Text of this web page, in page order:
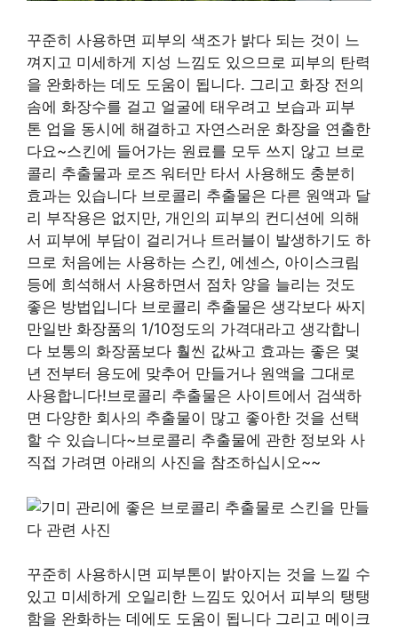
꾸준히 사용하면 피부의 색조가 밝다 되는 것이 느
껴지고 미세하게 지성 느낌도 있으므로 피부의 탄력
을 완화하는 데도 도움이 됩니다. 그리고 화장 전의
솜에 화장수를 걸고 얼굴에 태우려고 보습과 피부
톤 업을 동시에 해결하고 자연스러운 화장을 연출한
다요~스킨에 들어가는 원료를 모두 쓰지 않고 브로
콜리 추출물과 로즈 워터만 타서 사용해도 충분히
효과는 있습니다 브로콜리 추출물은 다른 원액과 달
리 부작용은 없지만, 개인의 피부의 컨디션에 의해
서 피부에 부담이 걸리거나 트러블이 발생하기도 하
므로 처음에는 사용하는 스킨, 에센스, 아이스크림
등에 희석해서 사용하면서 점차 양을 늘리는 것도
좋은 방법입니다 브로콜리 추출물은 생각보다 싸지
만일반 화장품의 1/10정도의 가격대라고 생각합니
다 보통의 화장품보다 훨씬 값싸고 효과는 좋은 몇
년 전부터 용도에 맞추어 만들거나 원액을 그대로
사용합니다!브로콜리 추출물은 사이트에서 검색하
면 다양한 회사의 추출물이 많고 좋아한 것을 선택
할 수 있습니다~브로콜리 추출물에 관한 정보와 사
직접 가려면 아래의 사진을 참조하십시오~~
꾸준히 사용하시면 피부톤이 밝아지는 것을 느낄 수
있고 미세하게 오일리한 느낌도 있어서 피부의 탱탱
함을 완화하는 데에도 도움이 됩니다 그리고 메이크